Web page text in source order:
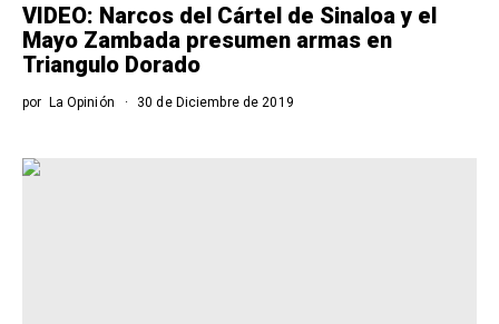
VIDEO: Narcos del Cártel de Sinaloa y el
Mayo Zambada presumen armas en
Triangulo Dorado
por La Opinión 30 de Diciembre de 2019